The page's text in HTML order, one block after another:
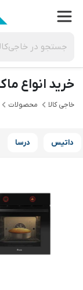
خرید انواع
خاجی‌ کالا محصولات
داتیس درسا